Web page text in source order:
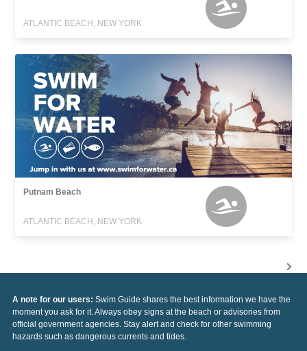
ATLANTIC BEACH, NEW YORK
Putnam Beach
ATLANTIC BEACH, NEW YORK
A note for our users: Swim Guide shares the best information we have the
moment you ask for it. Always obey signs at the beach or advisories from
official government agencies. Stay alert and check for other swimming
hazards such as dangerous currents and tides.